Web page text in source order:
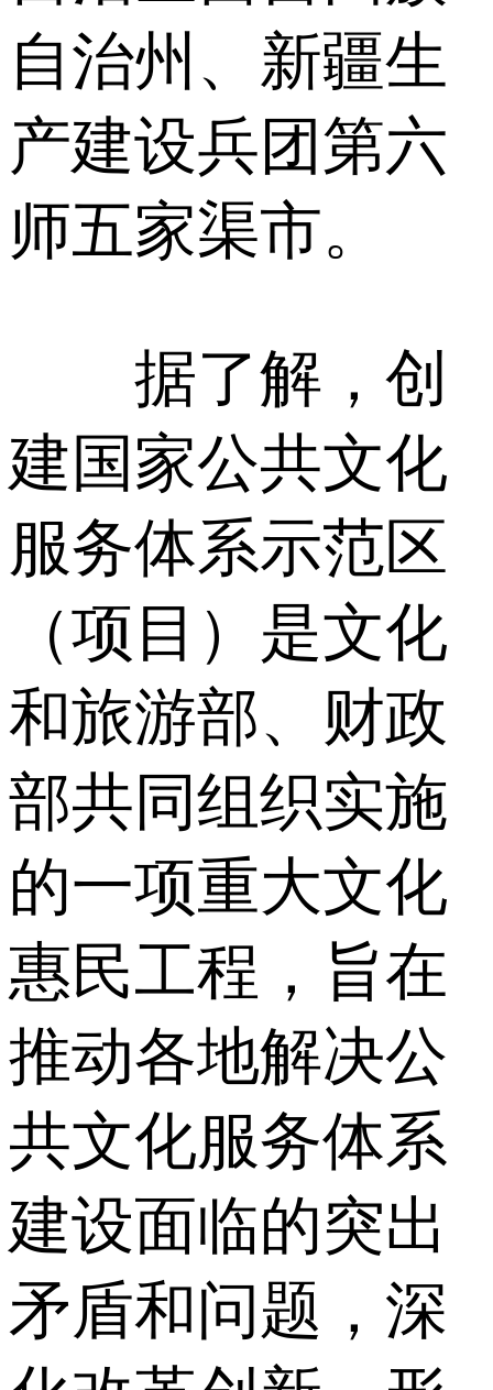
自治州、新疆生
产建设兵团第六
师五家渠市。
据了解，创
建国家公共文化
服务体系示范区
（项目）是文化
和旅游部、财政
部共同组织实施
的一项重大文化
惠民工程，旨在
推动各地解决公
共文化服务体系
建设面临的突出
矛盾和问题，深